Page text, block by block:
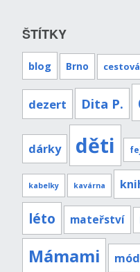
ŠTÍTKY
blog Brno
dezert Dita P.
dárky děti
kabelky kavárna
léto mateřství
Mámami